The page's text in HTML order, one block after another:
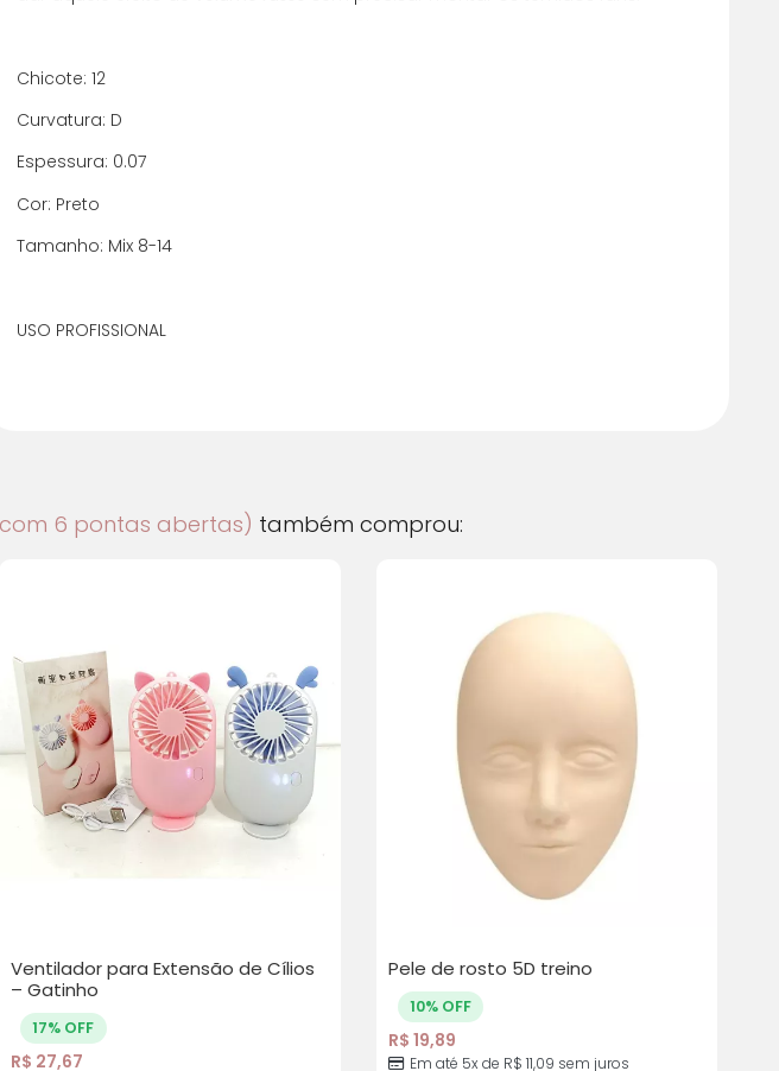
5x de R$ 11,09 sem juros
7x de R$ 8,83 com juros
8x de R$ 7,81 com juros
Chicote: 12
Curvatura: D
Espessura: 0.07
Cor: Preto
Tamanho: Mix 8-14
USO PROFISSIONAL
com 6 pontas abertas) também comprou:
Ventilador para Extensão de Cílios
– Gatinho
17% OFF
R$ 27,67
Pele de rosto 5D treino
10% OFF
R$ 19,89
Em até 5x de R$ 11,09 sem juros